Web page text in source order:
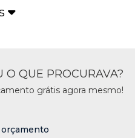
O QUE PROCURAVA?
grátis agora mesmo!